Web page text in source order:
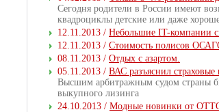
Сегодня родители в России имеют
квадроциклы детские или даже
12.11.2013 / Небольшие IT-компании
12.11.2013 / Стоимость полисов
08.11.2013 / Отдых с азартом.
05.11.2013 / ВАС разъяснил
Высшим арбитражным судом страны
выкупного лизинга
24.10.2013 / Модные новинки от